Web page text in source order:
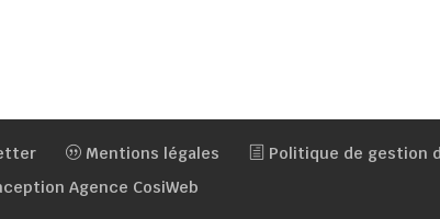
Mentions légales
Politique de gestion
Agence CosiWeb